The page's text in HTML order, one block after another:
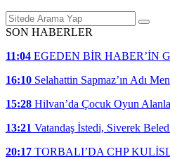
SON HABERLER
11:04 EGEDEN BİR HABER’İN
16:10 Selahattin Sapmaz’ın Adı
15:28 Hilvan’da Çocuk Oyun
13:21 Vatandaş İstedi, Siverek
20:17 TORBALI’DA CHP